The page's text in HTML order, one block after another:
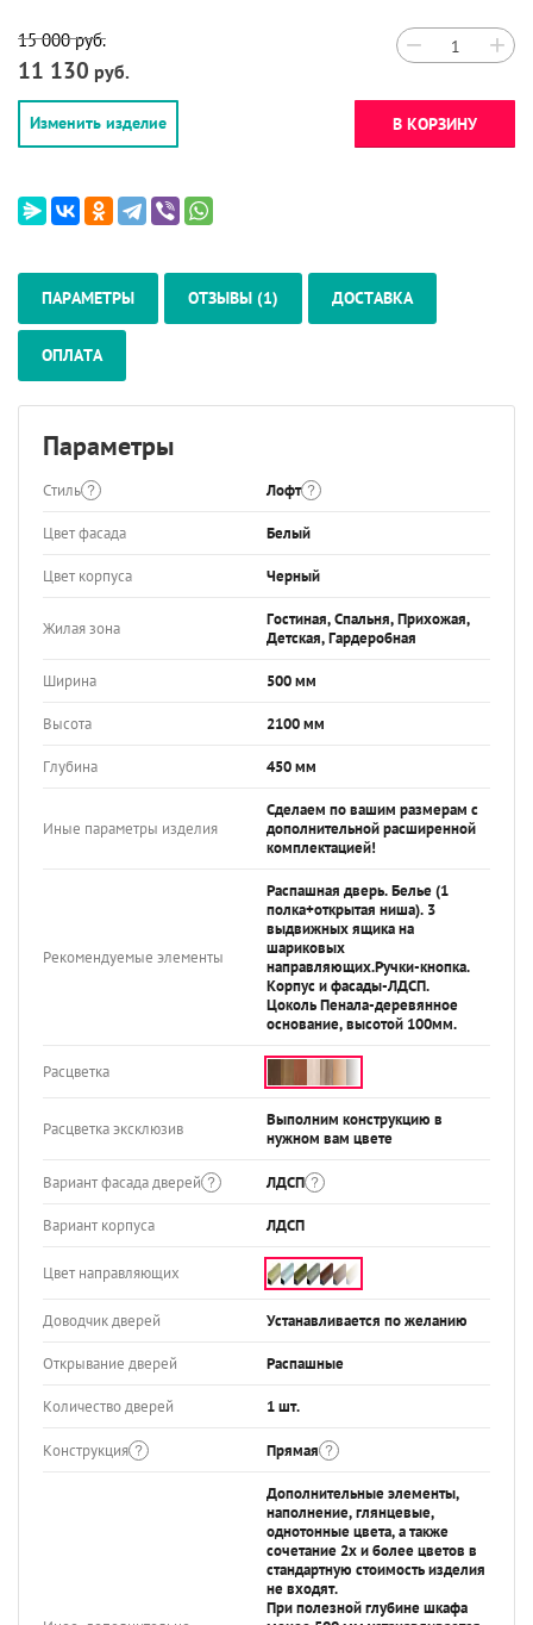
15 000руб.
11 130 руб.
− +
Изменить изделие В КОРЗИНУ
ПАРАМЕТРЫ ОТЗЫВЫ (1) ДОСТАВКА
ОПЛАТА
Параметры
Стиль Лофт
Цвет фасада Белый
Цвет корпуса Черный
Жилая зона
Гостиная, Спальня, Прихожая,
Детская, Гардеробная
Ширина 500 мм
Высота 2100 мм
Глубина 450 мм
Иные параметры изделия
Сделаем по вашим размерам с
дополнительной расширенной
комплектацией!
Рекомендуемые элементы
Распашная дверь. Белье (1
полка+открытая ниша). 3
выдвижных ящика на
шариковых
направляющих.Ручки-кнопка.
Корпус и фасады-ЛДСП.
Цоколь Пенала-деревянное
основание, высотой 100мм.
Расцветка
Расцветка эксклюзив
Выполним конструкцию в
нужном вам цвете
Вариант фасада дверей ЛДСП
Вариант корпуса ЛДСП
Цвет направляющих
Доводчик дверей Устанавливается по желанию
Открывание дверей Распашные
Количество дверей 1 шт.
Конструкция Прямая
Дополнительные элементы,
наполнение, глянцевые,
однотонные цвета, а также
сочетание 2х и более цветов в
стандартную стоимость изделия
не входят.
При полезной глубине шкафа